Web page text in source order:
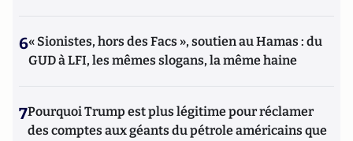
6« Sionistes, hors des Facs », soutien au Hamas : du
GUD à LFI, les mêmes slogans, la même haine
7Pourquoi Trump est plus légitime pour réclamer
des comptes aux géants du pétrole américains que